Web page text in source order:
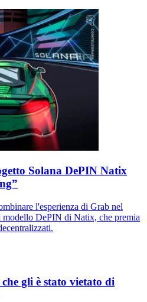
Solana DePIN Natix
l'esperienza di Grab nel
DePIN di Natix, che premia
gli è stato vietato di